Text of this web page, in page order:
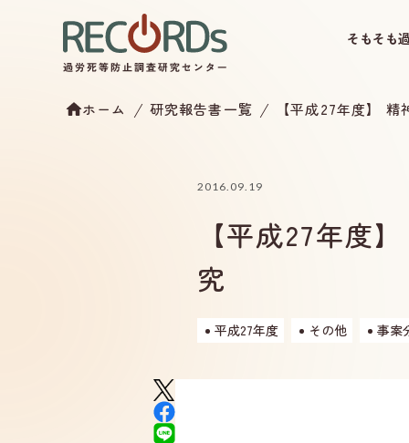
そもそも
ホーム 研究報告書一覧 【平成27年度】
2016.09.19
【平成27年度
究
平成27年度 その他 事案